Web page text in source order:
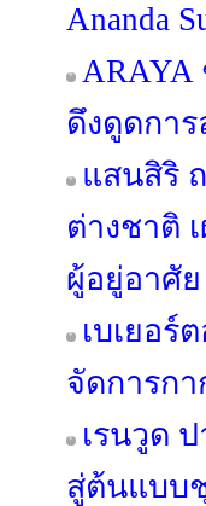
Ananda
ARAYA
ดึงดูดกา
แสนสิริ
ต่างชาติ
ผู้อยู่อาศั
เบเยอร์
จัดการกา
เรนวูด
สู่ต้นแบบ